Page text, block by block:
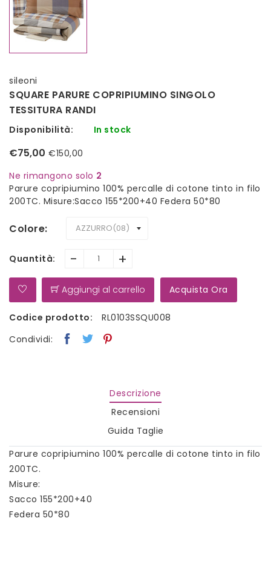
sileoni
SQUARE PARURE COPRIPIUMINO SINGOLO
TESSITURA RANDI
Disponibilità: In stock
€75,00 €150,00
Ne rimangono solo 2
Parure copripiumino 100% percalle di cotone tinto in filo
200TC. Misure:Sacco 155*200+40 Federa 50*80
Colore
Quantità: - +
Aggiungi al carrello Acquista Ora
Codice prodotto:
RL0103SSQU008
Condividi:
Descrizione
Recensioni
Guida Taglie
Parure copripiumino 100% percalle di cotone tinto in filo
200TC.
Misure:
Sacco 155*200+40
Federa 50*80